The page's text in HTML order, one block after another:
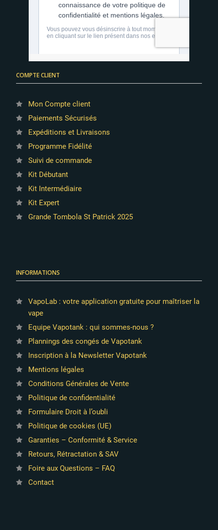
COMPTE CLIENT
Mon Compte client
Paiements Sécurisés
Expéditions et Livraisons
Programme Fidélité
Suivi de commande
Kit Débutant
Kit Intermédiaire
Kit Expert
Grande Tombola St Patrick 2025
INFORMATIONS
VapoLab : votre application gratuite pour maîtriser la
vape
Equipe Vapotank : qui sommes-nous ?
Plannings des congés de Vapotank
Inscription à la Newsletter Vapotank
Mentions légales
Conditions Générales de Vente
Politique de confidentialité
Formulaire Droit à l’oubli
Politique de cookies (UE)
Garanties – Conformité & Service
Retours, Rétractation & SAV
Foire aux Questions – FAQ
Contact